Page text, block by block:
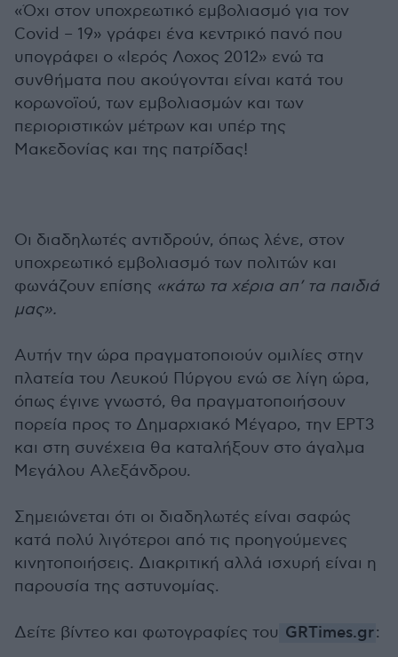
«Όχι στον υποχρεωτικό εμβολιασμό για τον
Covid – 19» γράφει ένα κεντρικό πανό που
υπογράφει ο «Ιερός Λοχος 2012» ενώ τα
συνθήματα που ακούγονται είναι κατά του
κορωνοϊού, των εμβολιασμών και των
περιοριστικών μέτρων και υπέρ της
Μακεδονίας και της πατρίδας!
Οι διαδηλωτές αντιδρούν, όπως λένε, στον
υποχρεωτικό εμβολιασμό των πολιτών και
φωνάζουν επίσης «κάτω τα χέρια απ’ τα παιδιά
μας».
Αυτήν την ώρα πραγματοποιούν ομιλίες στην
πλατεία του Λευκού Πύργου ενώ σε λίγη ώρα,
όπως έγινε γνωστό, θα πραγματοποιήσουν
πορεία προς το Δημαρχιακό Μέγαρο, την ΕΡΤ3
και στη συνέχεια θα καταλήξουν στο άγαλμα
Μεγάλου Αλεξάνδρου.
Σημειώνεται ότι οι διαδηλωτές είναι σαφώς
κατά πολύ λιγότεροι από τις προηγούμενες
κινητοποιήσεις. Διακριτική αλλά ισχυρή είναι η
παρουσία της αστυνομίας.
Δείτε βίντεο και φωτογραφίες του GRTimes.gr: